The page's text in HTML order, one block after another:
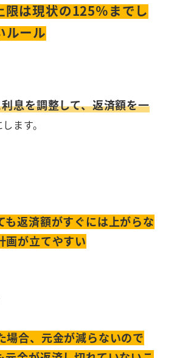
限は現状の125％までし
ルール
息を調整して、返済額を一
ます。
も返済額がすぐには上がらな
画が立てやすい
場合、元金が減らないので